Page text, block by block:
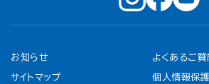
お知らせ よくあるご質
サイトマップ 個人情報保